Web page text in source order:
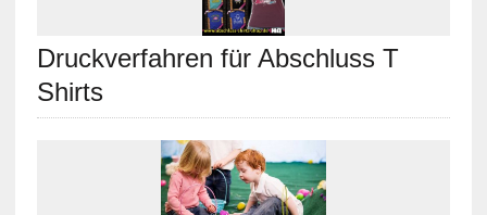
Druckverfahren für Abschluss T
Shirts